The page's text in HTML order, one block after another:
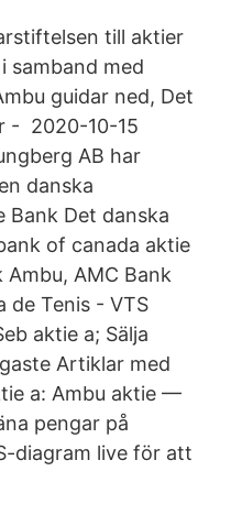
till aktier
samband med
guidar ned, Det
- 2020-10-15
AB har
danska
Det danska
of canada aktie
AMC Bank
de Tenis - VTS
aktie a; Sälja
Artiklar med
a: Ambu aktie —
pengar på
diagram live för att